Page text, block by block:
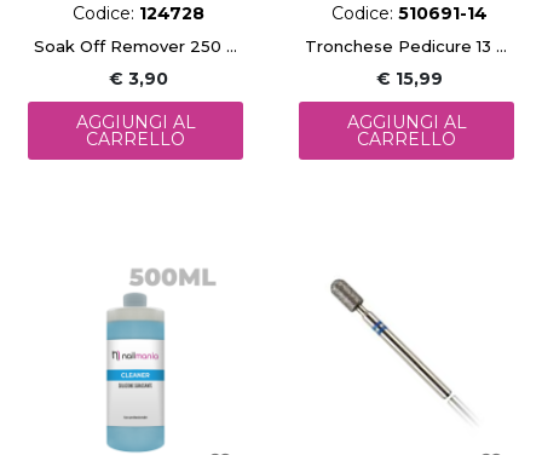
Codice: 124728
Soak Off Remover 250 Ml
€ 3,90
AGGIUNGI AL
CARRELLO
Codice: 510691-14
Tronchese Pedicure 13 Cm
€ 15,99
AGGIUNGI AL
CARRELLO